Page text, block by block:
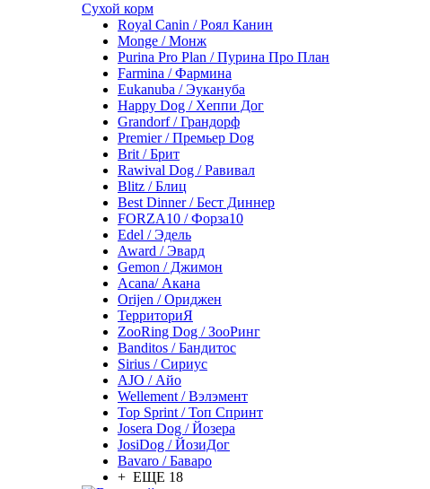
Сухой корм
Royal Canin / Роял Канин
Monge / Монж
Purina Pro Plan / Пурина Про План
Farmina / Фармина
Eukanuba / Эукануба
Happy Dog / Хеппи Дог
Grandorf / Грандорф
Premier / Премьер Dog
Brit / Брит
Rawival Dog / Равивал
Blitz / Блиц
Best Dinner / Бест Диннер
FORZA10 / Форза10
Edel / Эдель
Award / Эвард
Gemon / Джимон
Acana/ Акана
Orijen / Ориджен
ТерриториЯ
ZooRing Dog / ЗооРинг
Banditos / Бандитос
Sirius / Сириус
AJO / Айо
Wellement / Вэлэмент
Top Sprint / Топ Спринт
Josera Dog / Йозера
JosiDog / ЙозиДог
Bavaro / Баваро
+ ЕЩЕ 18